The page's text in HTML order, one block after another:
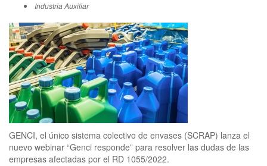
Industria Auxiliar
GENCI, el único sistema colectivo de envases (SCRAP) lanza el
nuevo webinar “Genci responde” para resolver las dudas de las
empresas afectadas por el RD 1055/2022.